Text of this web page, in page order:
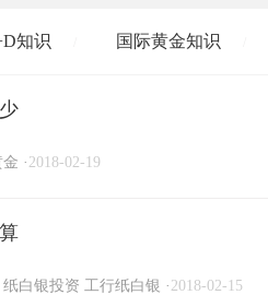
知识 国际黄金知识
知识
金 · 2018-02-19
纸白银投资 工行纸白银 · 2018-02-15